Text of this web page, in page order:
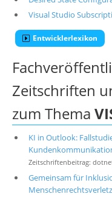
Visual Studio
Entwicklerlexikon
Zeitschriften
zum Thema
KI in Outlook:
Zeitschriftenbeitrag:
Gemeinsam für